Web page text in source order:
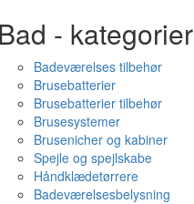
Bad - kategorier
Badeværelses tilbehør
Brusebatterier
Brusebatterier tilbehør
Brusesystemer
Brusenicher og kabiner
Spejle og spejlskabe
Håndklædetørrere
Badeværelsesbelysning